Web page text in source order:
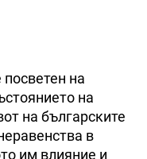
на
на
на българските
в
им влияние и